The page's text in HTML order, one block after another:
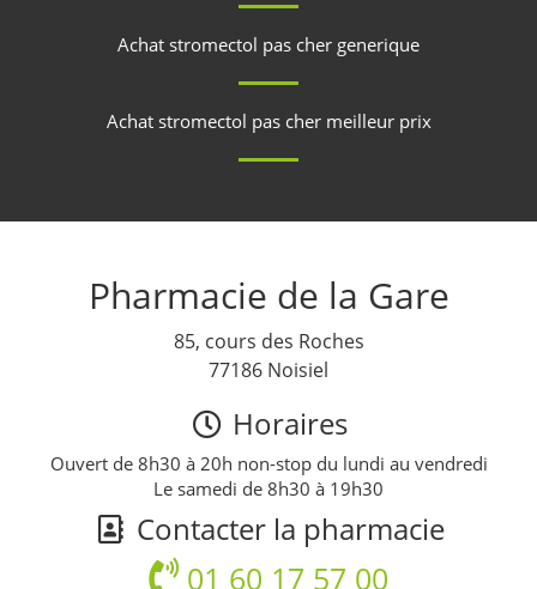
Achat stromectol pas cher generique
Achat stromectol pas cher meilleur prix
Pharmacie de la Gare
85, cours des Roches
77186 Noisiel
Horaires
Ouvert de 8h30 à 20h non-stop du lundi au vendredi
Le samedi de 8h30 à 19h30
Contacter la pharmacie
01 60 17 57 00